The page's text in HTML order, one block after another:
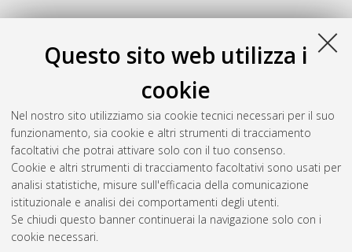
Questo sito web utilizza i
cookie
Nel nostro sito utilizziamo sia cookie tecnici necessari per il suo
funzionamento, sia cookie e altri strumenti di tracciamento
facoltativi che potrai attivare solo con il tuo consenso.
Cookie e altri strumenti di tracciamento facoltativi sono usati per
analisi statistiche, misure sull'efficacia della comunicazione
istituzionale e analisi dei comportamenti degli utenti.
Se chiudi questo banner continuerai la navigazione solo con i
cookie necessari.
Gestione del documento: